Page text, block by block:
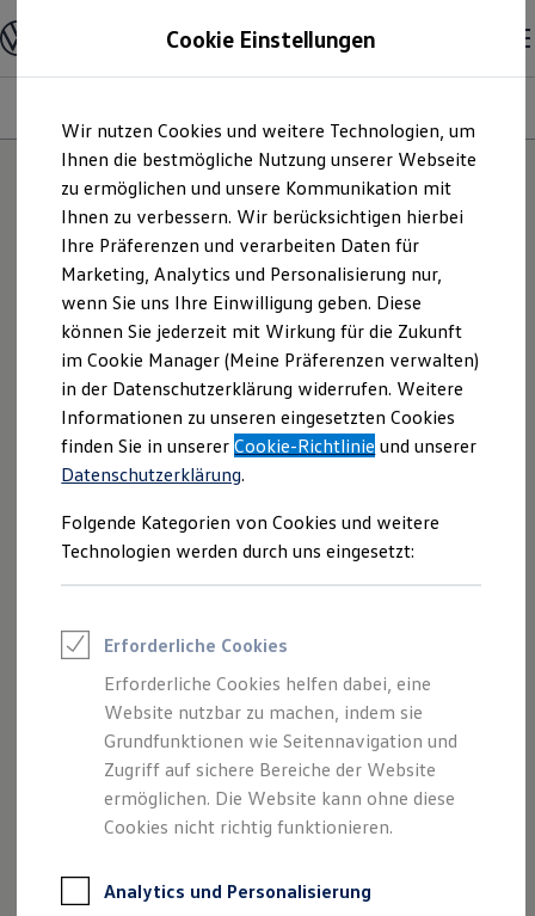
Hauptinhalt
springen
Footer
springen
Modelle und Konfigurator
Konfigurator
Modelle vergleichen
Elektroautos
ENERGY Sondermodelle
Nutzfahrzeuge
SUV und CUV
Familienautos
Kombis
Kompaktwagen
Sportwagen
Schnell verfügbare Fahrzeuge
Angebote und Produkte
Aktuelle Angebote
E-Auto-Förderung
Volkswagen Marktplatz
Die ENERGY Sondermodelle
Junge Gebrauchtwagen und Gebrauchtwagen
Volkswagen Zertifizierte Gebrauchtwagen
Elektromobilität bei Gebrauchtwagen
Saisonangebote
Reifenpakete
Leasing
Leasing-Angebote
Elektroauto Leasing
Kleinwagen-Leasing
Leasing ohne Anzahlung
Finanzierung
Autokredit mit Schlussrate
Versicherungen und Garantien
Kfz-Versicherung
Restschuldversicherungen
Garantien
Professional Class bei Volkswagen
25Modelle
NEU: KI TESTEN
Entdecken Sie Modelle, die perfekt zu
Ihnen passen.
Der Polo
Ab 20.380,00 € inkl. MwSt.
Cookie Einstellungen
Wir nutzen Cookies und weitere Technologien, um
Ihnen die bestmögliche Nutzung unserer Webseite
zu ermöglichen und unsere Kommunikation mit
Ihnen zu verbessern. Wir berücksichtigen hierbei
Ihre Präferenzen und verarbeiten Daten für
Marketing, Analytics und Personalisierung nur,
wenn Sie uns Ihre Einwilligung geben. Diese
können Sie jederzeit mit Wirkung für die Zukunft
im Cookie Manager (Meine Präferenzen verwalten)
in der Datenschutzerklärung widerrufen. Weitere
Informationen zu unseren eingesetzten Cookies
finden Sie in unsererCookie-Richtlinie und unserer
Datenschutzerklärung.
Folgende Kategorien von Cookies und weitere
Technologien werden durch uns eingesetzt:
Erforderliche Cookies
Erforderliche Cookies helfen dabei, eine
Website nutzbar zu machen, indem sie
Grundfunktionen wie Seitennavigation und
Zugriff auf sichere Bereiche der Website
ermöglichen. Die Website kann ohne diese
Cookies nicht richtig funktionieren.
Analytics und Personalisierung